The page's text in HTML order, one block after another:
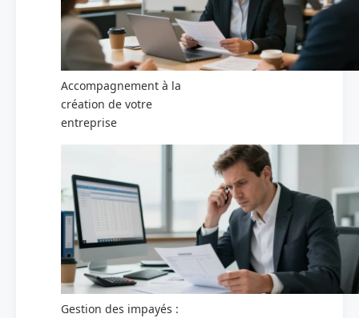
Accompagnement à la
création de votre
entreprise
Gestion des impayés :